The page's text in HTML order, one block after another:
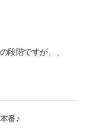
段階ですが、、
番♪